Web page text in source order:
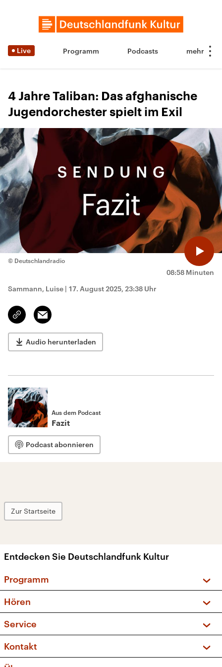
Live Programm Podcasts
4 Jahre Taliban: Das afghanische
Jugendorchester spielt im Exil
08:58 Minuten
© Deutschlandradio
Sammann, Luise | 17. August 2025, 23:38 Uhr
Link
kopieren/teilen
Email
Audio herunterladen
Aus dem Podcast
Fazit
Podcast abonnieren
Zur Startseite
Entdecken Sie Deutschlandfunk Kultur
Programm
Sendungen und Podcasts
Musikliste
Kakadu – Das Kinderprogramm
Hören
Frequenzen (UKW + DAB+)
Service
FAQ
Apps
Kontakt